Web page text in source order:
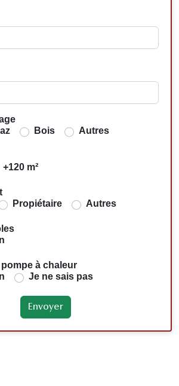
Bois Autres
+120 m²
Propiétaire Autres
à chaleur
Je ne sais pas